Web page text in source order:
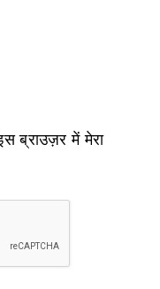
ब्राउज़र में मेरा